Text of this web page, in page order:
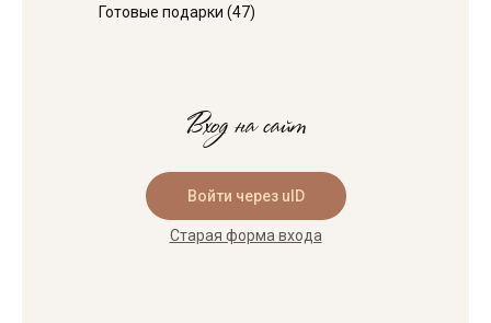
Готовые подарки (47)
Вход на сайт
Войти через uID
Старая форма входа